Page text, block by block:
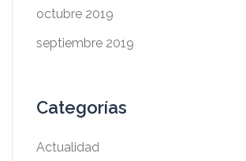
octubre 2019
septiembre 2019
Categorías
Actualidad